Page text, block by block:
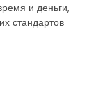
и деньги,
стандартов